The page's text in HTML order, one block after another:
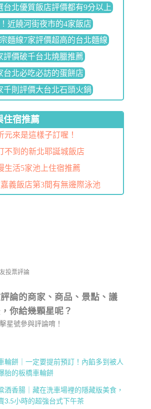
台北優質飯店評價都有9分以上
近饒河街夜市的4家飯店
麵線7家評價超高的台北麵線
評價破千台北燒臘推薦
台北必吃必訪的蛋餅店
千則評價大台北石頭火鍋
住宿推薦
元來是這樣子訂喔！
不到的新北耶誕城飯店
生活5家池上住宿推薦
義飯店第3間有無邊際泳池
投票評論
論的商家、商品、景點、議
你給幾顆星呢？
星號參與評論唷！
輪餅｜一定要提前預訂！內餡多到被人
胎的板橋車輪餅
酒香腸｜藏在洗車場裡的隱藏版美食，
3.5小時的超強台式下午茶